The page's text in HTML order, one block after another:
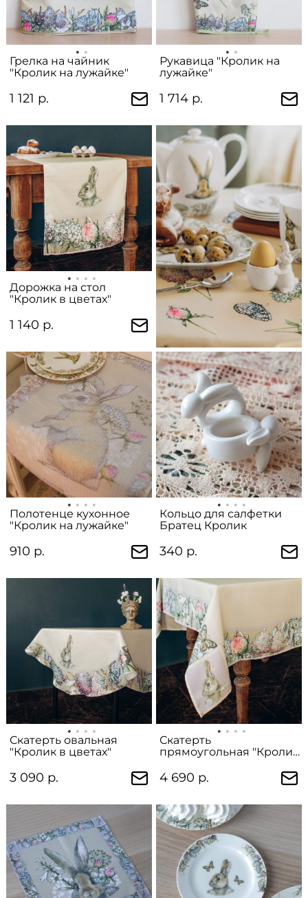
Грелка на чайник
"Кролик на лужайке"
1 121 р.
Рукавица "Кролик на
лужайке"
1 714 р.
Дорожка на стол
"Кролик в цветах"
1 140 р.
Полотенце кухонное
"Кролик на лужайке"
910 р.
Кольцо для салфетки
Братец Кролик
340 р.
Скатерть овальная
"Кролик в цветах"
3 090 р.
Скатерть
прямоугольная "Кролик
4 690 р.